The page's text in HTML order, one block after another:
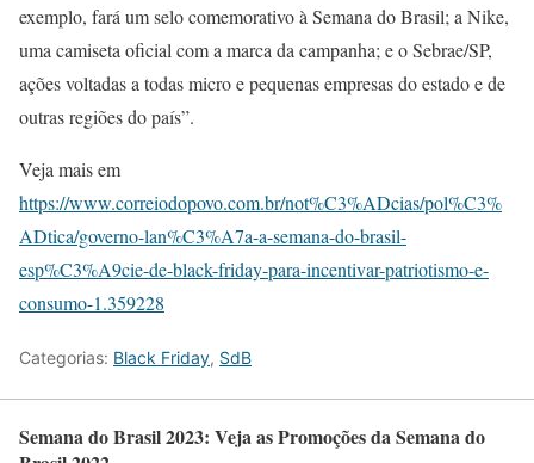
exemplo, fará um selo comemorativo à Semana do Brasil; a Nike,
uma camiseta oficial com a marca da campanha; e o Sebrae/SP,
ações voltadas a todas micro e pequenas empresas do estado e de
outras regiões do país”.
Veja mais em
https://www.correiodopovo.com.br/not%C3%ADcias/pol%C3%
ADtica/governo-lan%C3%A7a-a-semana-do-brasil-
esp%C3%A9cie-de-black-friday-para-incentivar-patriotismo-e-
consumo-1.359228
Categorias: Black Friday, SdB
Semana do Brasil 2023: Veja as Promoções da Semana do